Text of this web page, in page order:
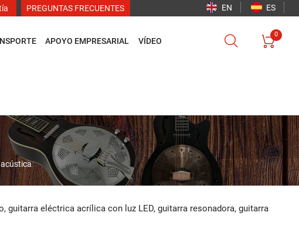
PREGUNTAS FRECUENTES EN ES
APOYO EMPRESARIAL VÍDEO  
0
guitarra eléctrica acrílica con luz LED, guitarra resonadora, guitarra